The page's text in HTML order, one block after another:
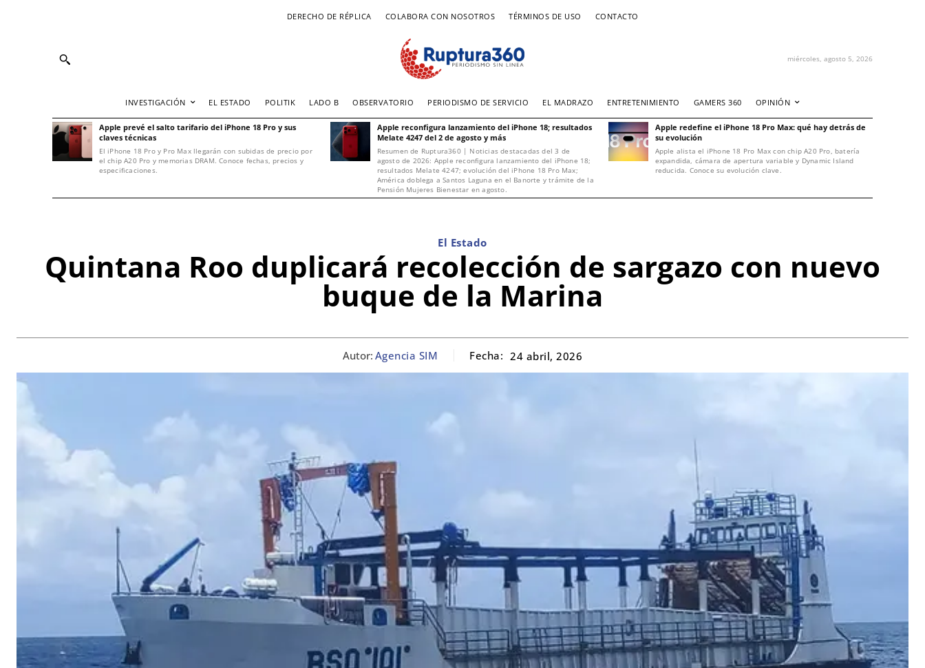
DERECHO DE RÉPLICA COLABORA CON NOSOTROS TÉRMINOS DE USO CONTACTO
miércoles, agosto 5, 2026
INVESTIGACIÓN EL ESTADO POLITIK LADO B OBSERVATORIO PERIODISMO DE SERVICIO EL MADRAZO ENTRETENIMIENTO GAMERS 360 OPINIÓN
Apple prevé el salto tarifario del iPhone 18 Pro y sus
claves técnicas
El iPhone 18 Pro y Pro Max llegarán con subidas de precio por
el chip A20 Pro y memorias DRAM. Conoce fechas, precios y
especificaciones.
Apple reconfigura lanzamiento del iPhone 18; resultados
Melate 4247 del 2 de agosto y más
Resumen de Ruptura360 | Noticias destacadas del 3 de
agosto de 2026: Apple reconfigura lanzamiento del iPhone 18;
resultados Melate 4247; evolución del iPhone 18 Pro Max;
América doblega a Santos Laguna en el Banorte y trámite de la
Pensión Mujeres Bienestar en agosto.
Apple redefine el iPhone 18 Pro Max: qué hay detrás de
su evolución
Apple alista el iPhone 18 Pro Max con chip A20 Pro, batería
expandida, cámara de apertura variable y Dynamic Island
reducida. Conoce su evolución clave.
El Estado
Quintana Roo duplicará recolección de sargazo con nuevo
buque de la Marina
Autor: Agencia SIM Fecha: 24 abril, 2026